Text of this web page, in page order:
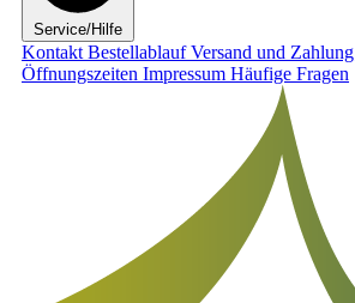
Service/Hilfe
Kontakt BestellablaufVersand und Zahlung
Öffnungszeiten Impressum Häufige Fragen